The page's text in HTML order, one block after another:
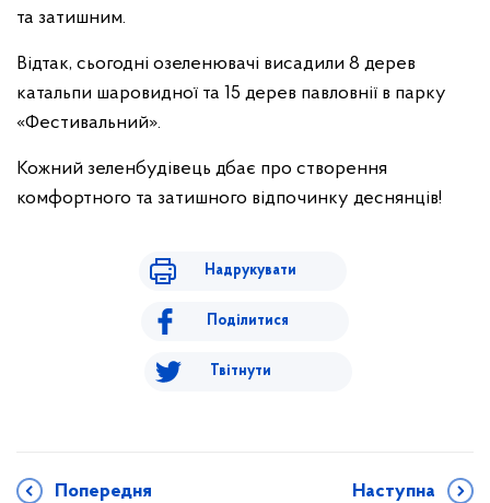
та затишним.
Відтак, сьогодні озеленювачі висадили 8 дерев
катальпи шаровидної та 15 дерев павловнії в парку
«Фестивальний».
Кожний зеленбудівець дбає про створення
комфортного та затишного відпочинку деснянців!
Надрукувати
Поділитися
Твітнути
Попередня Наступна